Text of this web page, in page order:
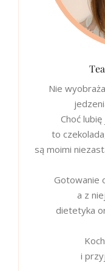
Nie
Choć
to
są moimi
Gotowanie
a z
dietetyka
i